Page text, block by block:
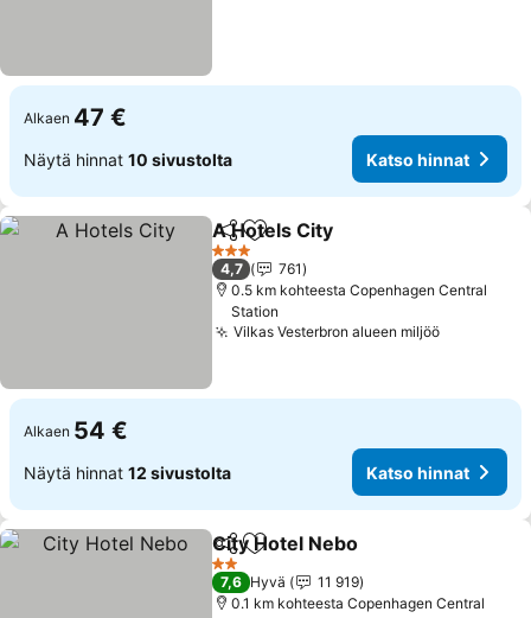
Alkaen 47 €
Näytä hinnat 10 sivustolta Katso hinnat
Jaa Lisää suosikkeihin
A Hotels City
3 Tähtiluokitus
4,7
761
0.5 km kohteesta Copenhagen Central
Station
Vilkas Vesterbron alueen miljöö
Alkaen 54 €
Näytä hinnat 12 sivustolta Katso hinnat
Jaa Lisää suosikkeihin
City Hotel Nebo
2 Tähtiluokitus
7,6 Hyvä
11 919
0.1 km kohteesta Copenhagen Central